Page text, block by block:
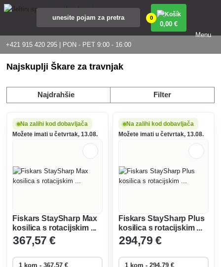
+421 915 420 295 | PON - PET 9:00 - 16:00
0
0,00 €
Menu
Najskuplji Škare za travnjak
Najdrahšie Filter
Na zalihi kod dobavljača
Možete imati u četvrtak, 13.08.
Fiskars StaySharp Max
kosilica s rotacijskim ...
367,57 €
Na zalihi kod dobavljača
Možete imati u četvrtak, 13.08.
Fiskars StaySharp Plus
kosilica s rotacijskim ...
294,79 €